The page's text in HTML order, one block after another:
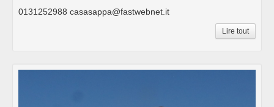
0131252988 casasappa@fastwebnet.it
Lire tout